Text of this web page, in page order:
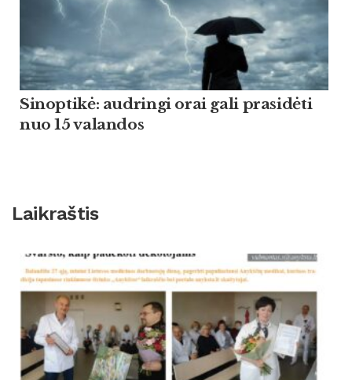
Sinoptikė: audringi orai gali prasidėti
nuo 15 valandos
Laikraštis